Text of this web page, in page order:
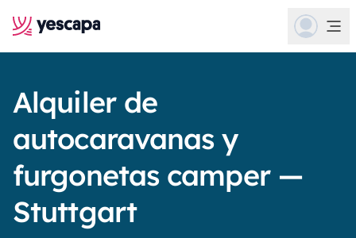
Alquiler de
autocaravanas y
furgonetas camper —
Stuttgart